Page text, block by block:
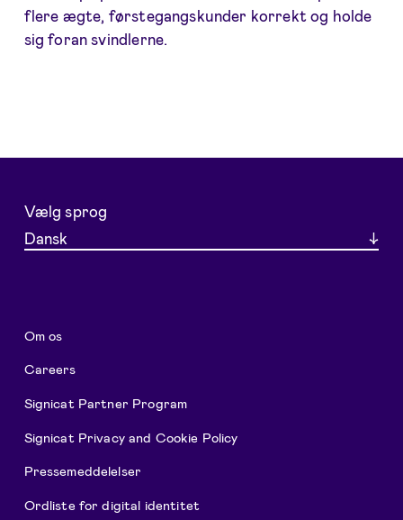
flere ægte, førstegangskunder korrekt og holde
sig foran svindlerne.
Vælg sprog
Dansk
Om os
Careers
Signicat Partner Program
Signicat Privacy and Cookie Policy
Pressemeddelelser
Ordliste for digital identitet